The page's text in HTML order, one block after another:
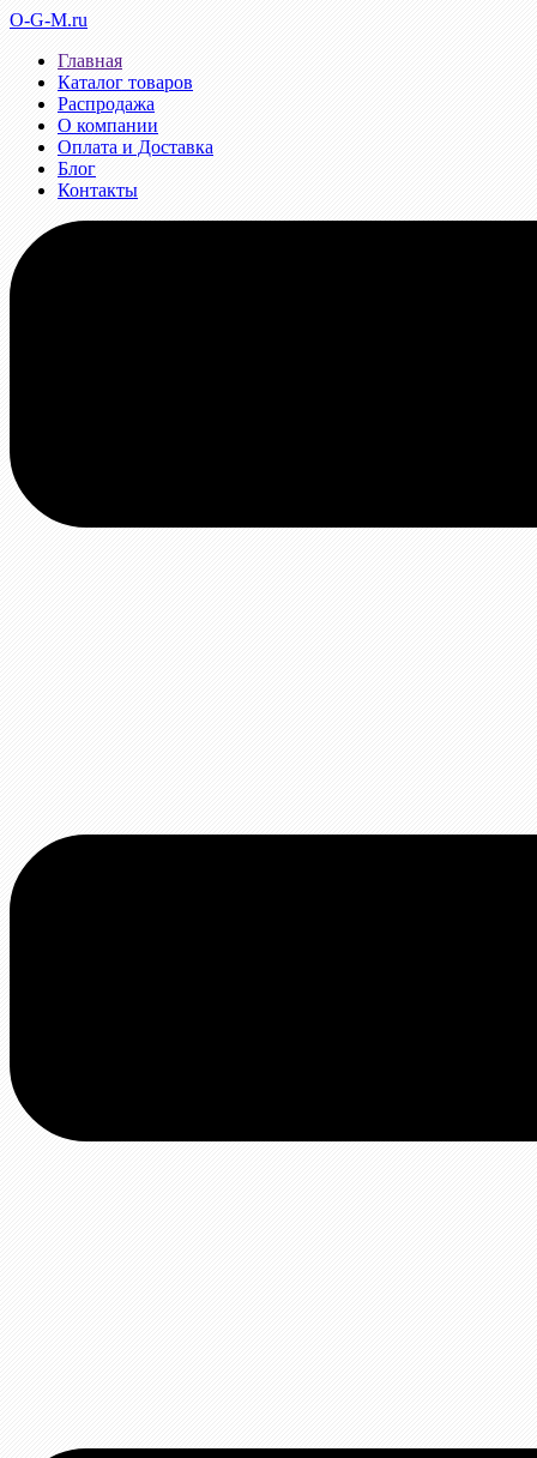
O-G-M.ru
Главная
Каталог товаров
Распродажа
О компании
Оплата и Доставка
Блог
Контакты